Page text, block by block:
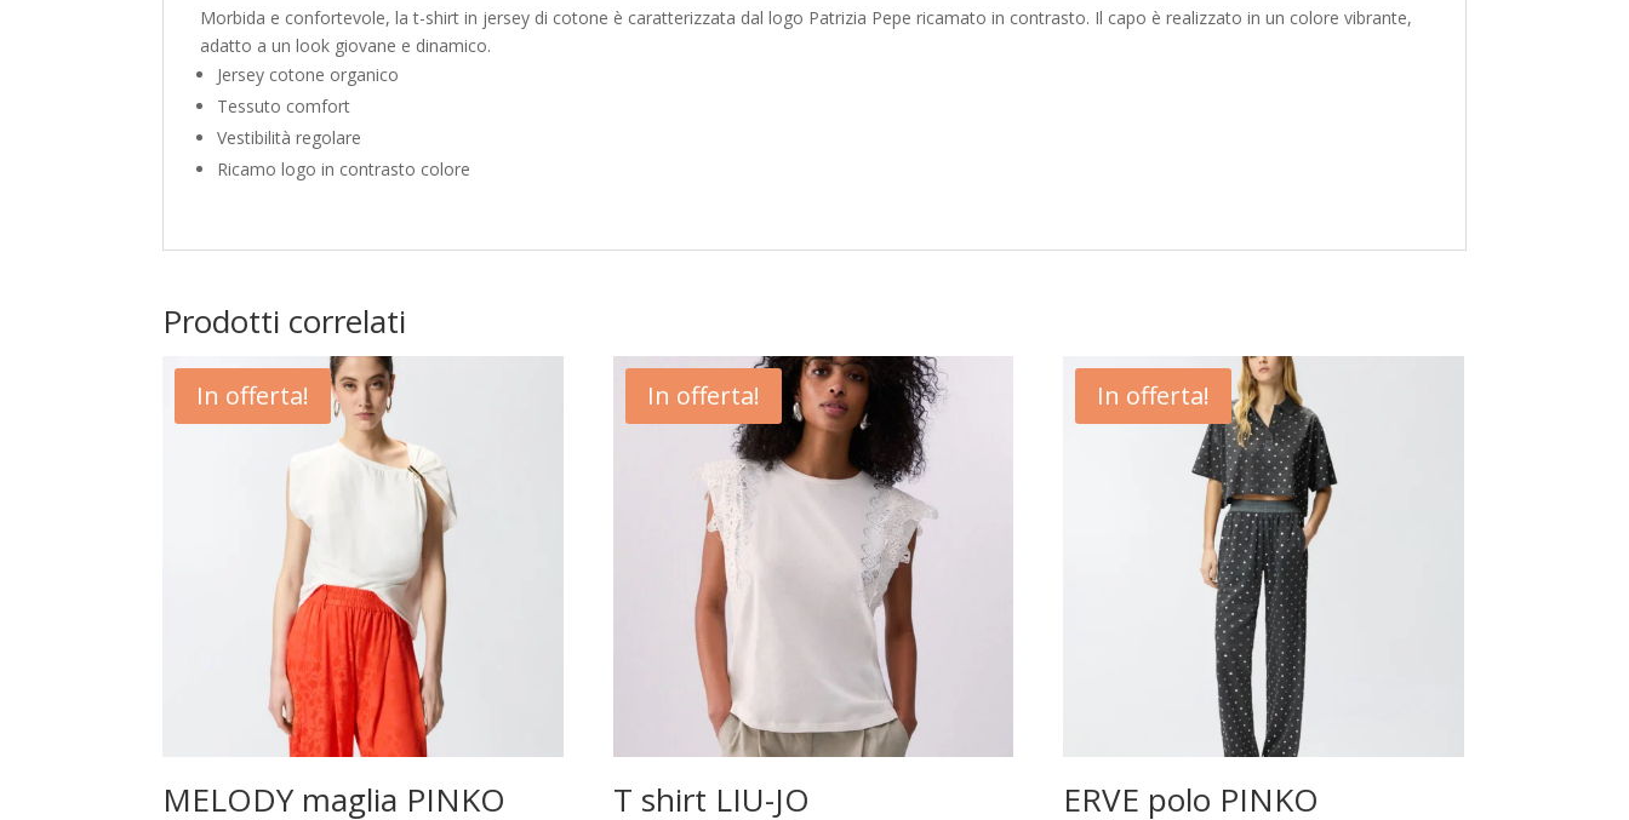
Morbida e confortevole, la t-shirt in jersey di cotone è caratterizzata dal logo Patrizia Pepe ricamato in contrasto. Il capo è realizzato in un colore vibrante,
adatto a un look giovane e dinamico.
Jersey cotone organico
Tessuto comfort
Vestibilità regolare
Ricamo logo in contrasto colore
Prodotti correlati
In offerta!
MELODY maglia PINKO
In offerta!
T shirt LIU-JO
In offerta!
ERVE polo PINKO